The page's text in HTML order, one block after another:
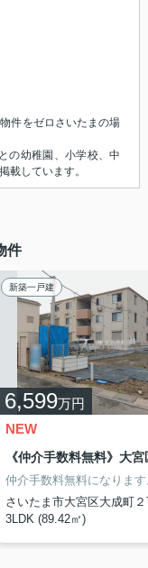
件をゼロさいたまの場
の幼稚園、小学校、中
載しています。
件
さいたま市立
新築一戸建
6,599万円
NEW
仲介手数料無料になりま
さいたま市大宮区大成町
3LDK (89.42㎡)